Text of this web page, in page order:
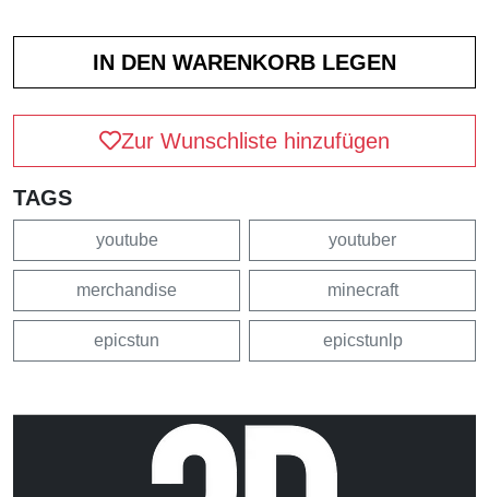
Zur Wunschliste hinzufügen
TAGS
youtube youtuber
merchandise minecraft
epicstun epicstunlp